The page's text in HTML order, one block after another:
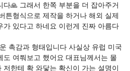
🙏 그래서 한쪽 부분을 더 잡아주거
튼형식으로 제작을 하거나 해외 실제
가 있다고 하네요 이런게 진짜 아름다
촉감과 형태입니다 사실상 유럽 미국
도 여쭤보고 했어요 대표님께서는 몰
한테 확 와닿는 확신이 가는 설명이